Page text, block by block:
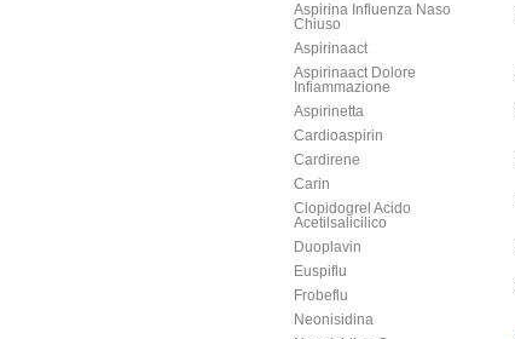
Aspirina Influenza Naso
Chiuso
Aspirinaact
Aspirinaact Dolore
Infiammazione
Aspirinetta
Cardioaspirin
Cardirene
Carin
Clopidogrel Acido
Acetilsalicilico
Duoplavin
Euspiflu
Frobeflu
Neonisidina